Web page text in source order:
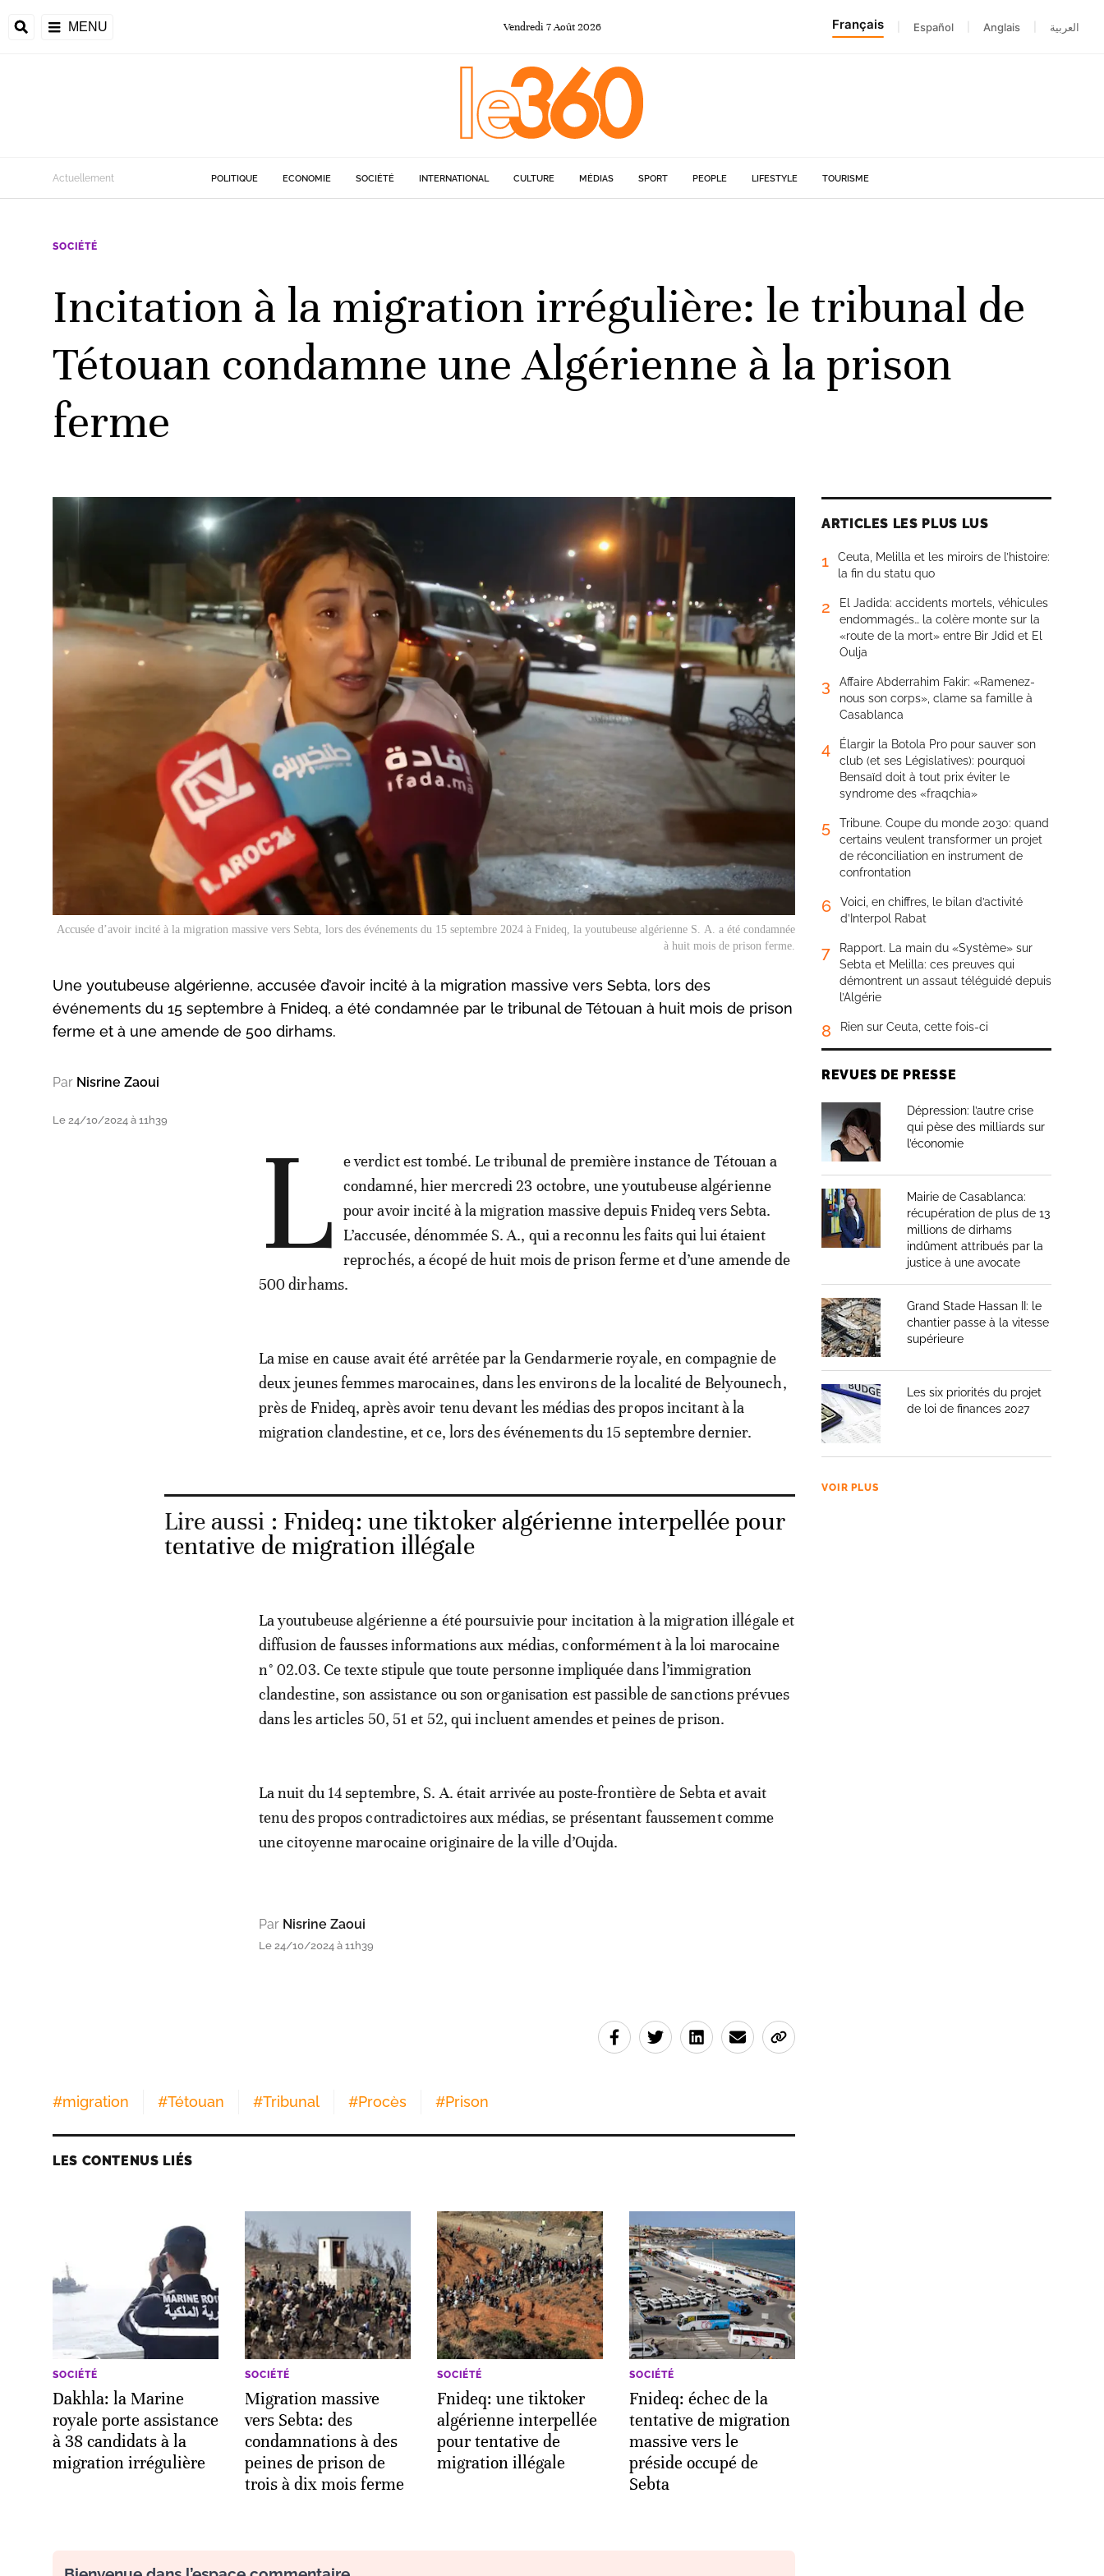
MENU Vendredi 7Août 2026 Français Español Anglais العربية
Actuellement POLITIQUE ECONOMIE SOCIÉTÉ INTERNATIONAL CULTURE MÉDIAS SPORT PEOPLE LIFESTYLE TOURISME
SOCIÉTÉ
Incitation à la migration irrégulière: le tribunal de
Tétouan condamne une Algérienne à la prison
ferme
Accusée d’avoir incité à la migration massive vers Sebta, lors des événements du 15 septembre 2024 à Fnideq, la youtubeuse algérienne S. A. a été condamnée
à huit mois de prison ferme.
Une youtubeuse algérienne, accusée d’avoir incité à la migration massive vers Sebta, lors des
événements du 15 septembre à Fnideq, a été condamnée par le tribunal de Tétouan à huit mois de prison
ferme et à une amende de 500 dirhams.
Par Nisrine Zaoui
Le 24/10/2024 à 11h39 L
e verdict est tombé. Le tribunal de première instance de Tétouan a
condamné, hier mercredi 23 octobre, une youtubeuse algérienne
pour avoir incité à la migration massive depuis Fnideq vers Sebta.
L’accusée, dénommée S. A., qui a reconnu les faits qui lui étaient
reprochés, a écopé de huit mois de prison ferme et d’une amende de
500 dirhams.
La mise en cause avait été arrêtée par la Gendarmerie royale, en compagnie de
deux jeunes femmes marocaines, dans les environs de la localité de Belyounech,
près de Fnideq, après avoir tenu devant les médias des propos incitant à la
migration clandestine, et ce, lors des événements du 15 septembre dernier.
Lire aussi : Fnideq: une tiktoker algérienne interpellée pour
tentative de migration illégale
La youtubeuse algérienne a été poursuivie pour incitation à la migration illégale et
diffusion de fausses informations aux médias, conformément à la loi marocaine
n° 02.03. Ce texte stipule que toute personne impliquée dans l’immigration
clandestine, son assistance ou son organisation est passible de sanctions prévues
dans les articles 50, 51 et 52, qui incluent amendes et peines de prison.
La nuit du 14 septembre, S. A. était arrivée au poste-frontière de Sebta et avait
tenu des propos contradictoires aux médias, se présentant faussement comme
une citoyenne marocaine originaire de la ville d’Oujda.
Par Nisrine Zaoui
Le 24/10/2024 à 11h39
#migration #Tétouan #Tribunal #Procès #Prison
LES CONTENUS LIÉS
SOCIÉTÉ
Dakhla: la Marine
royale porte assistance
à 38 candidats à la
migration irrégulière
SOCIÉTÉ
Migration massive
vers Sebta: des
condamnations à des
peines de prison de
trois à dix mois ferme
SOCIÉTÉ
Fnideq: une tiktoker
algérienne interpellée
pour tentative de
migration illégale
SOCIÉTÉ
Fnideq: échec de la
tentative de migration
massive vers le
préside occupé de
Sebta
ARTICLES LES PLUS LUS
1
Ceuta, Melilla et les miroirs de l’histoire:
la fin du statu quo
2
El Jadida: accidents mortels, véhicules
endommagés… la colère monte sur la
«route de la mort» entre Bir Jdid et El
Oulja
3
Affaire Abderrahim Fakir: «Ramenez-
nous son corps», clame sa famille à
Casablanca
4
Élargir la Botola Pro pour sauver son
club (et ses Législatives): pourquoi
Bensaïd doit à tout prix éviter le
syndrome des «fraqchia»
5
Tribune. Coupe du monde 2030: quand
certains veulent transformer un projet
de réconciliation en instrument de
confrontation
6
Voici, en chiffres, le bilan d’activité
d’Interpol Rabat
7
Rapport. La main du «Système» sur
Sebta et Melilla: ces preuves qui
démontrent un assaut téléguidé depuis
l’Algérie
8 Rien sur Ceuta, cette fois-ci
REVUES DE PRESSE
Dépression: l’autre crise
qui pèse des milliards sur
l’économie
Mairie de Casablanca:
récupération de plus de 13
millions de dirhams
indûment attribués par la
justice à une avocate
Grand Stade Hassan II: le
chantier passe à la vitesse
supérieure
Les six priorités du projet
de loi de finances 2027
VOIR PLUS